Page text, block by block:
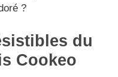
?
du
Cookeo